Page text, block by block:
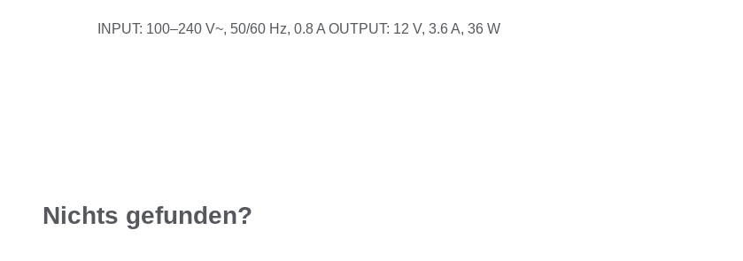
INPUT: 100–240 V~, 50/60 Hz, 0.8 A OUTPUT: 12 V, 3.6 A, 36 W
Nichts gefunden?